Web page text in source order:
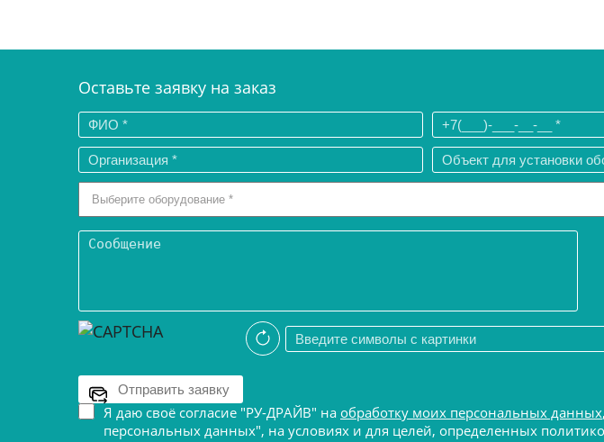
Оставьте заявку на заказ
Я даю своё согласие "РУ-ДРАЙВ" на обработку моих персональных данных
персональных данных", на условиях и для целей, определенных